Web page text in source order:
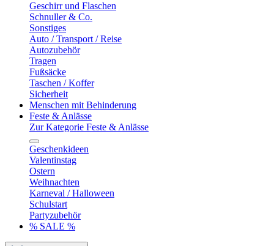
Geschirr und Flaschen
Schnuller & Co.
Sonstiges
Auto / Transport / Reise
Autozubehör
Tragen
Fußsäcke
Taschen / Koffer
Sicherheit
Menschen mit Behinderung
Feste & Anlässe
Zur Kategorie Feste & Anlässe
Geschenkideen
Valentinstag
Ostern
Weihnachten
Karneval / Halloween
Schulstart
Partyzubehör
% SALE %